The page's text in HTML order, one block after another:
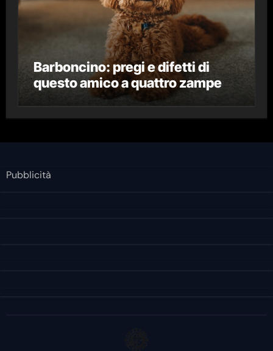
Barboncino: pregi e difetti di
questo amico a quattro zampe
Pubblicità